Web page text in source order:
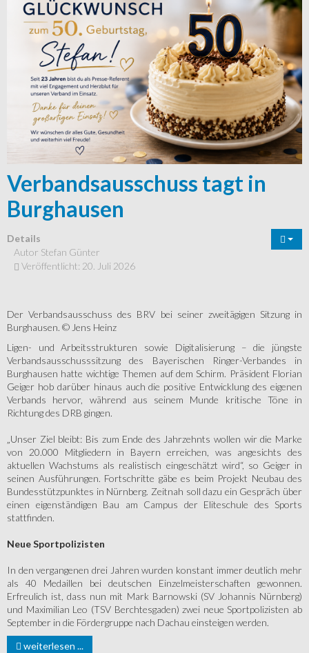
Verbandsausschuss tagt in
Burghausen
Details
Autor Stefan Günter
Veröffentlicht: 20. Juli 2026
Der Verbandsausschuss des BRV bei seiner zweitägigen Sitzung in
Burghausen. © Jens Heinz
Ligen- und Arbeitsstrukturen sowie Digitalisierung – die jüngste
Verbandsausschusssitzung des Bayerischen Ringer-Verbandes in
Burghausen hatte wichtige Themen auf dem Schirm. Präsident Florian
Geiger hob darüber hinaus auch die positive Entwicklung des eigenen
Verbands hervor, während aus seinem Munde kritische Töne in
Richtung des DRB gingen.
„Unser Ziel bleibt: Bis zum Ende des Jahrzehnts wollen wir die Marke
von 20.000 Mitgliedern in Bayern erreichen, was angesichts des
aktuellen Wachstums als realistisch eingeschätzt wird“, so Geiger in
seinen Ausführungen. Fortschritte gäbe es beim Projekt Neubau des
Bundesstützpunktes in Nürnberg. Zeitnah soll dazu ein Gespräch über
einen eigenständigen Bau am Campus der Eliteschule des Sports
stattfinden.
Neue Sportpolizisten
In den vergangenen drei Jahren wurden konstant immer deutlich mehr
als 40 Medaillen bei deutschen Einzelmeisterschaften gewonnen.
Erfreulich ist, dass nun mit Mark Barnowski (SV Johannis Nürnberg)
und Maximilian Leo (TSV Berchtesgaden) zwei neue Sportpolizisten ab
September in die Fördergruppe nach Dachau einsteigen werden.
weiterlesen ...